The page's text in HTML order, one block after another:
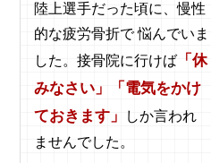
陸上選手だった頃に、慢性
的な疲労骨折で 悩んでいま
した。接骨院に行けば 「休
みなさい」「電気をかけ
ておきます」
しか言われ
ませんでした。